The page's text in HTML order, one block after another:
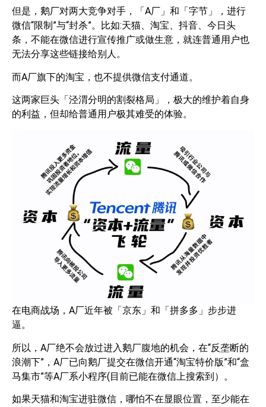
但是，鹅厂对两大竞争对手，「A厂」和「字节」，进行
微信“限制”与“封杀”。比如:天猫、淘宝、抖音、今日头
条，不能在微信进行宣传推广或做生意，就连普通用户也
无法分享这些链接给别人。
而A厂旗下的淘宝，也不提供微信支付通道。
这两家巨头「泾渭分明的割裂格局」，极大的维护着自身
的利益，但却给普通用户极其难受的体验。
在电商战场，A厂近年被「京东」和「拼多多」步步进
逼。
所以，A厂绝不会放过进入鹅厂腹地的机会，在“反垄断的
浪潮下”，A厂已向鹅厂提交在微信开通“淘宝特价版”和“盒
马集市”等A厂系小程序(目前已能在微信上搜索到）。
如果天猫和淘宝进驻微信，哪怕不在显眼位置，至少能在